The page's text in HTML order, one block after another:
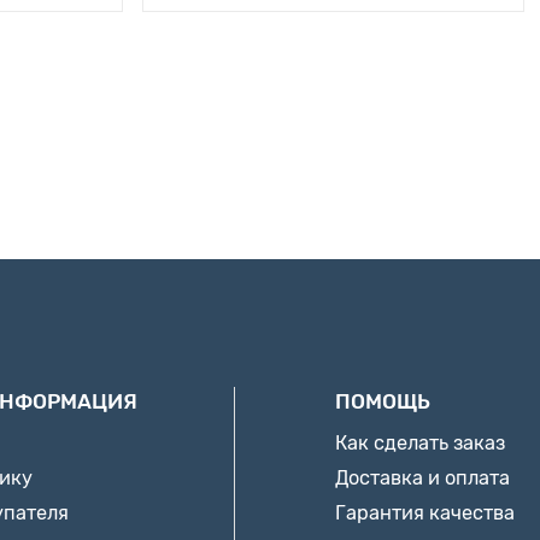
ПОМОЩЬ
Как сделать заказ
Доставка и оплата
Гарантия качества